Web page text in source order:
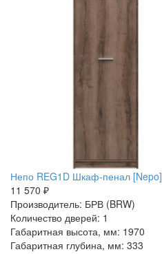
Непо REG1D Шкаф-пенал [Nepo]
11 570 ₽
Производитель: БРВ (BRW)
Количество дверей: 1
Габаритная высота, мм: 1970
Габаритная глубина, мм: 333